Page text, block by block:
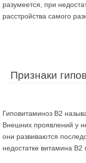
разумеется, при
расстройства самого
Признаки
Гиповитаминоз В2
Внешних проявлений у
они развиваются
недостатке витамина